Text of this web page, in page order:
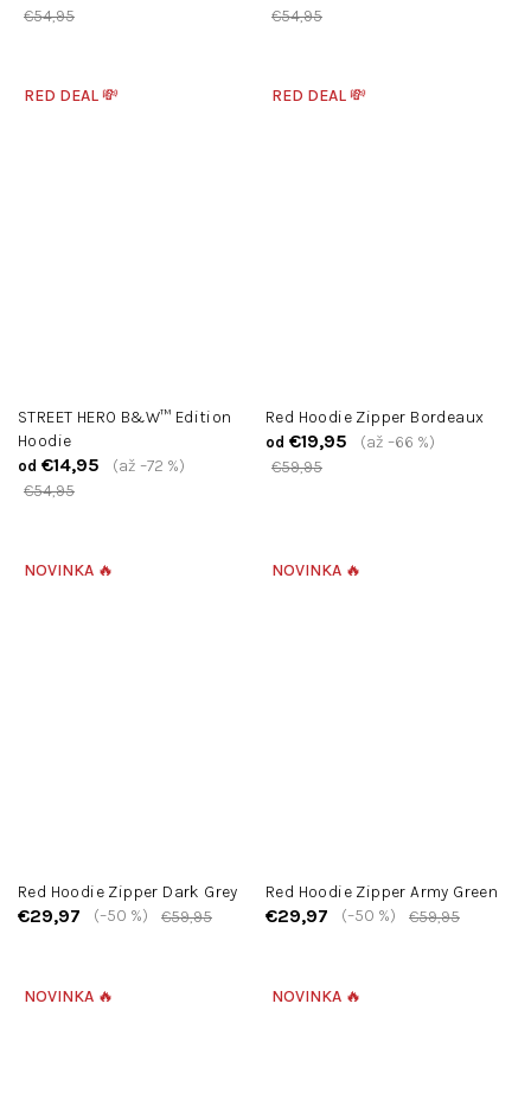
€54,95 €54,95
RED DEAL 💸
STREET HERO B&W™ Edition
Hoodie
od €14,95
€54,95
(až –72 %)
RED DEAL 💸
Red Hoodie Zipper Bordeaux
od €19,95
€59,95
(až –66 %)
NOVINKA 🔥
Red Hoodie Zipper Dark Grey
€29,97 €59,95
(–50 %)
NOVINKA 🔥
Red Hoodie Zipper Army Green
€29,97 €59,95
(–50 %)
NOVINKA 🔥 NOVINKA 🔥